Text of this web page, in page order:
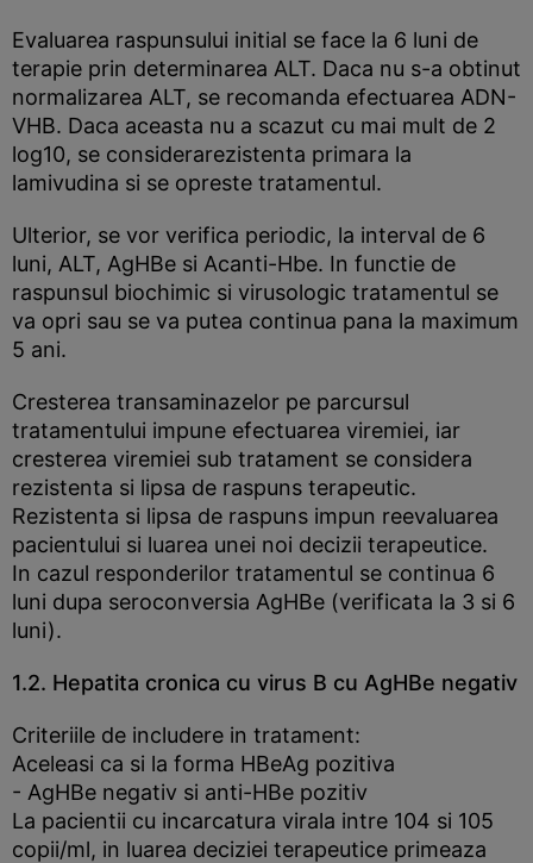
Evaluarea raspunsului initial se face la 6 luni de
terapie prin determinarea ALT. Daca nu s-a obtinut
normalizarea ALT, se recomanda efectuarea ADN-
VHB. Daca aceasta nu a scazut cu mai mult de 2
log10, se considerarezistenta primara la
lamivudina si se opreste tratamentul.
Ulterior, se vor verifica periodic, la interval de 6
luni, ALT, AgHBe si Acanti-Hbe. In functie de
raspunsul biochimic si virusologic tratamentul se
va opri sau se va putea continua pana la maximum
5 ani.
Cresterea transaminazelor pe parcursul
tratamentului impune efectuarea viremiei, iar
cresterea viremiei sub tratament se considera
rezistenta si lipsa de raspuns terapeutic.
Rezistenta si lipsa de raspuns impun reevaluarea
pacientului si luarea unei noi decizii terapeutice.
In cazul responderilor tratamentul se continua 6
luni dupa seroconversia AgHBe (verificata la 3 si 6
luni).
1.2. Hepatita cronica cu virus B cu AgHBe negativ
Criteriile de includere in tratament:
Aceleasi ca si la forma HBeAg pozitiva
- AgHBe negativ si anti-HBe pozitiv
La pacientii cu incarcatura virala intre 104 si 105
copii/ml, in luarea deciziei terapeutice primeaza